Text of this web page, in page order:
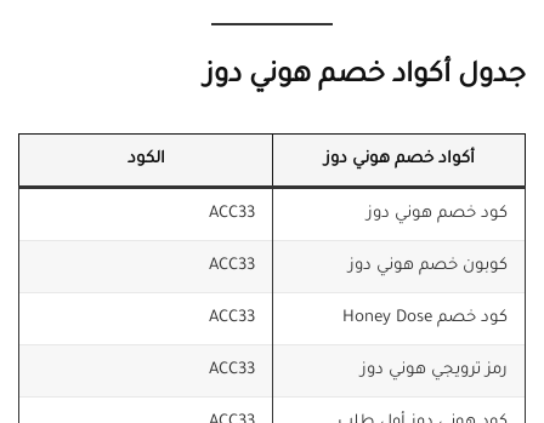
جدول أكواد خصم هوني دوز
أكواد خصم هوني دوز الكود
كود خصم هوني دوز ACC33
كوبون خصم هوني دوز ACC33
كود خصم Honey Dose ACC33
رمز ترويجي هوني دوز ACC33